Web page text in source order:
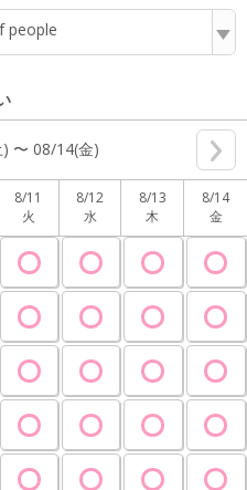
people
〜 08/14(金)
8/11
火
8/12
水
8/13
木
8/14
金